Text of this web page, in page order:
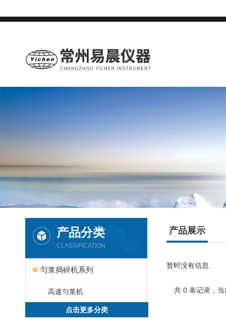
产品分类
CLASSIFICATION
匀浆捣碎机系列
高速匀浆机
点击更多分类
产品展示
暂时没有信息
共 0 条记录，